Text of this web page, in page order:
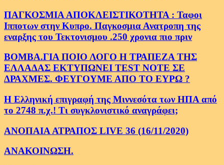
ΠΑΓΚΟΣΜΙΑ ΑΠΟΚΛΕΙΣΤΙΚΟΤΗΤΑ : Ταφοι
Ιπποτων στην Κυπρο. Παγκοσμια Ανατροπη της
εναρξης του Τεκτονισμου .250 χρονια πιο πριν
ΒΟΜΒΑ.ΓΙΑ ΠΟΙΟ ΛΟΓΟ Η ΤΡΑΠΕΖΑ ΤΗΣ
ΕΛΛΑΔΑΣ ΕΚΤΥΠΩΝΕΙ TEST NOTE ΣΕ
ΔΡΑΧΜΕΣ. ΦΕΥΓΟΥΜΕ ΑΠΟ ΤΟ ΕΥΡΩ ?
Η Ελληνική επιγραφή της Μιννεσότα των ΗΠΑ από
το 2748 π.χ.! Τι συγκλονιστικό αναγράφει;
ΑΝΟΠΑΙΑ ΑΤΡΑΠΟΣ LIVE 36 (16/11/2020)
ΑΝΑΚΟΙΝΩΣΗ.